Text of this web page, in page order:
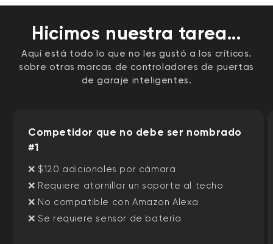
instalación sin complicaciones.
Hicimos nuestra tarea...
Aquí está todo lo que no les gustó a los críticos.
sobre otras marcas de controladores de puertas
de garaje inteligentes.
Competidor que no debe ser nombrado
#1
❌ $120 adicionales por cámara
❌ Requiere atornillar un soporte al techo
❌ No compatible con Amazon Alexa
❌ Se requiere sensor de batería